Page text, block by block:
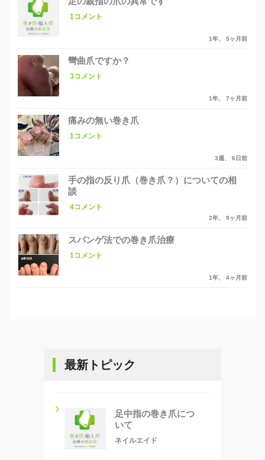
1コメント
1年、 5ヶ月前
彎曲爪ですか？
3コメント
1年、 7ヶ月前
痛みの無い巻き爪
1コメント
3週、 6日前
手の指の反り爪（巻き爪？）についての相
談
4コメント
2年、 9ヶ月前
スパンゲ法での巻き爪治療
1コメント
1年、 4ヶ月前
最新トピック
足中指の巻き爪につ
いて
ネイルエイド